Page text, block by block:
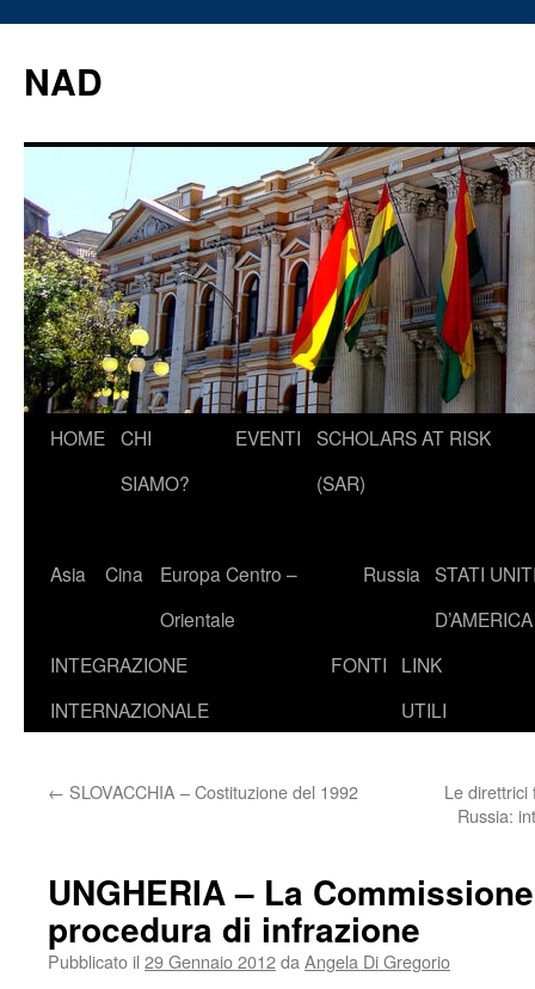
contenuto
NAD
HOME CHI
SIAMO?
EVENTI
SCHOLARS AT RISK
(SAR)
Asia Cina
Europa Centro –
Orientale
Russia STATI
D’AMERICA
INTEGRAZIONE
INTERNAZIONALE
FONTI
LINK
UTILI
← SLOVACCHIA – Costituzione del 1992
Le direttrici
Russia:
UNGHERIA – La
procedura di infrazione
Pubblicato il 29 Gennaio 2012da Angela Di Gregorio